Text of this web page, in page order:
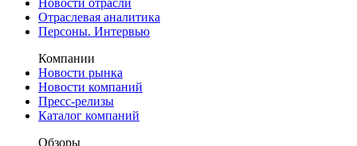
Новости отрасли
Отраслевая аналитика
Персоны. Интервью
Компании
Новости рынка
Новости компаний
Пресс-релизы
Каталог компаний
Обзоры